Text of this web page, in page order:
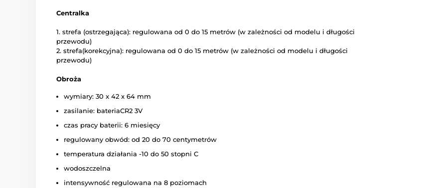
Centralka
1. strefa (ostrzegająca): regulowana od 0 do 15 metrów (w zależności od modelu i długości
przewodu)
2. strefa(korekcyjna): regulowana od 0 do 15 metrów (w zależności od modelu i długości
przewodu)
Obroża
wymiary: 30 x 42 x 64 mm
zasilanie: bateriaCR2 3V
czas pracy baterii: 6 miesięcy
regulowany obwód: od 20 do 70 centymetrów
temperatura działania -10 do 50 stopni C
wodoszczelna
intensywność regulowana na 8 poziomach